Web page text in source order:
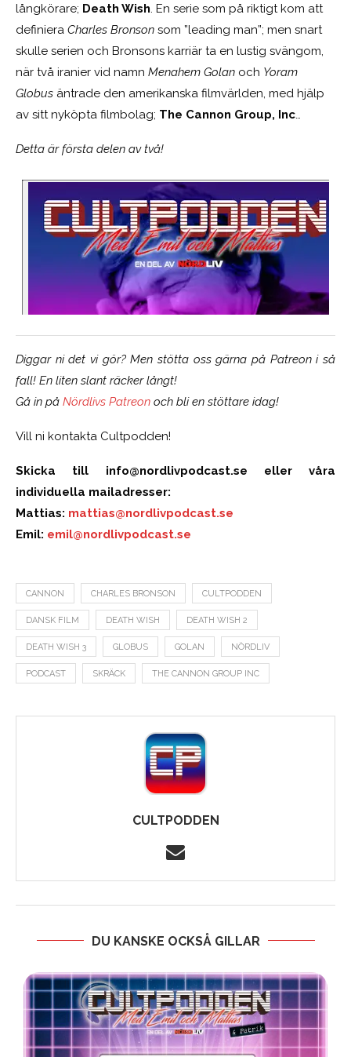
långkörare; Death Wish. En serie som på riktigt kom att
definiera Charles Bronson som ”leading man”; men snart
skulle serien och Bronsons karriär ta en lustig svängom,
när två iranier vid namn Menahem Golan och Yoram
Globus äntrade den amerikanska filmvärlden, med hjälp
av sitt nyköpta filmbolag; The Cannon Group, Inc…
Detta är första delen av två!
Diggar ni det vi gör? Men stötta oss gärna på Patreon i så
fall! En liten slant räcker långt!
Gå in på Nördlivs Patreon och bli en stöttare idag!
Vill ni kontakta Cultpodden!
Skicka till info@nordlivpodcast.se eller våra
individuella mailadresser:
Mattias: mattias@nordlivpodcast.se
Emil: emil@nordlivpodcast.se
CANNON CHARLES BRONSON CULTPODDEN
DANSK FILM DEATH WISH DEATH WISH 2
DEATH WISH 3 GLOBUS GOLAN NÖRDLIV
PODCAST SKRÄCK THE CANNON GROUP INC
CULTPODDEN
DU KANSKE OCKSÅ GILLAR